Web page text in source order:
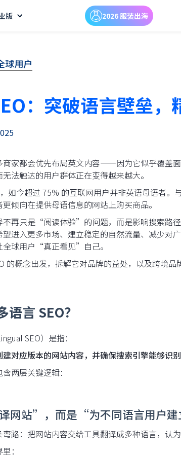
版 2026 服装出海
球用户
：突破语言壁垒，
商家都会优先布局英文内容——因为它似乎覆盖
法触达的用户群体正在变得越来越大。
如今超过 75% 的互联网用户并非英语母语者。
倾向在提供母语信息的网站上购买商品。
不再只是“阅读体验”的问题，而是影响搜索路
望进入更多市场、建立稳定的自然流量、减少
全球用户“真正看见”自己。
的概念出发，拆解它对品牌的益处，以及跨境品
言 SEO？
SEO）是指：
对应版本的网站内容，并确保搜索引擎能够识
两层关键逻辑：
网站”，而是“为不同语言用户建
路：把网站内容交给工具翻译成多种语言，认
：